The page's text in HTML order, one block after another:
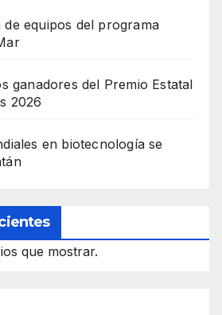
equipos del programa
ganadores del Premio Estatal
2026
en biotecnología se
que mostrar.